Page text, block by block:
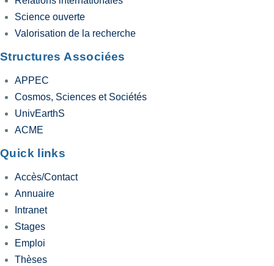
Science ouverte
Valorisation de la recherche
Structures Associées
APPEC
Cosmos, Sciences et Sociétés
UnivEarthS
ACME
Quick links
Accès/Contact
Annuaire
Intranet
Stages
Emploi
Thèses